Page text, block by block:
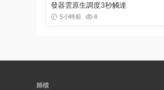
發器雲原生調度3秒觸達
5小時前 6
歸檔